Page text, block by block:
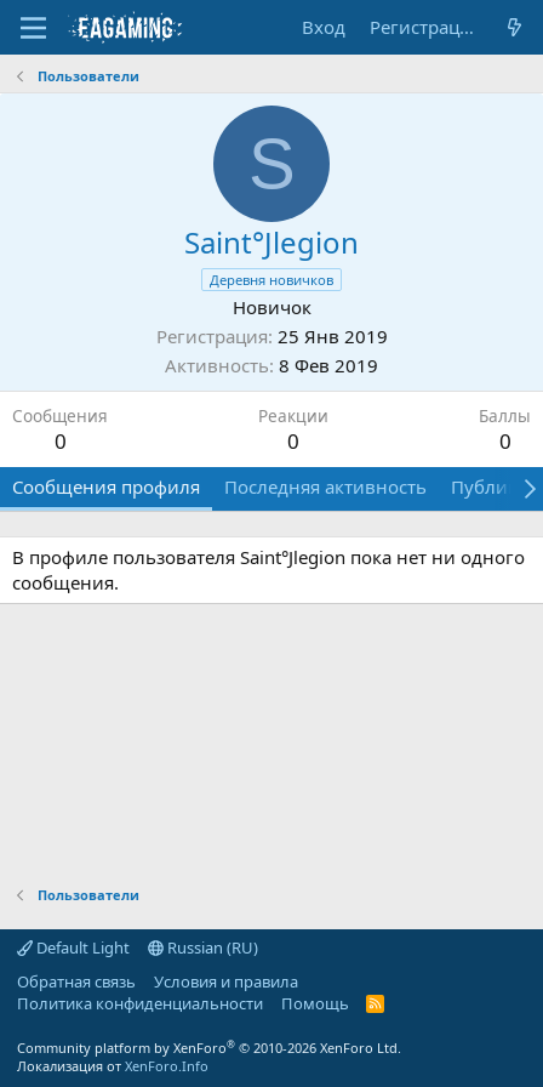
Вход Регистрация
Пользователи
S
Saint°Jlegion
Деревня новичков
Новичок
Регистрация 25 Янв 2019
Активность 8 Фев 2019
Сообщения
0
Реакции
0
Баллы
0
Сообщения профиля Последняя активность
В профиле пользователя Saint°Jlegion пока нет ни одного
сообщения.
Пользователи
Default Light
Russian (RU)
Обратная связь
Условия и правила
Политика конфиденциальности
Помощь
R
Community platform by XenForo® © 2010-2026 XenForo Ltd.
Локализация от XenForo.Info